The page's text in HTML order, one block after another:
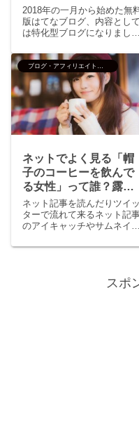
2018年の一月から始めた無
版はてなブログ、内容として
は特化型ブログになりまして
めて100記事書きました
（2021年11月現在1200記
事）特化型ブログを行うにあ
たってのルールなどあったも
んじゃないけど基本的に検
ブログ・アフィリエイト・SEO
ネットでよく見る「帽
子のコーヒーを飲んで
る女性」って誰？露出
しまくっていない？と
思っている人へ
ネット記事を読んだりツイッ
ターで流れて来るネット記
のアイキャッチやサムネイル
持って笑顔で笑いかけてい
て気になっている人いませ
スポ